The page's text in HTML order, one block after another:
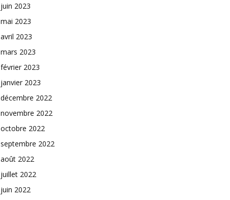
juin 2023
mai 2023
avril 2023
mars 2023
février 2023
janvier 2023
décembre 2022
novembre 2022
octobre 2022
septembre 2022
août 2022
juillet 2022
juin 2022